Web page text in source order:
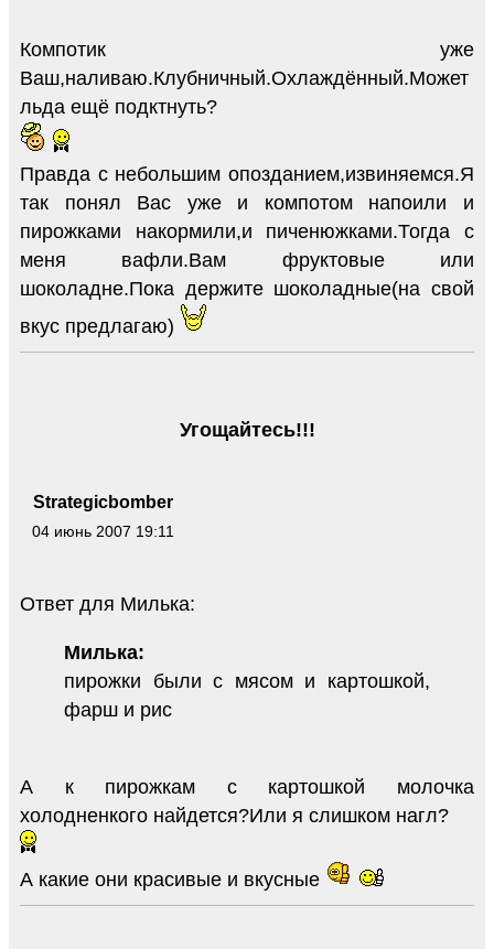
Компотик уже
Ваш,наливаю.Клубничный.Охлаждённый.Может
льда ещё подктнуть?
Правда с небольшим опозданием,извиняемся.Я
так понял Вас уже и компотом напоили и
пирожками накормили,и пиченюжками.Тогда с
меня вафли.Вам фруктовые или
шоколадне.Пока держите шоколадные(на свой
вкус предлагаю)
Strategicbomber
04 июнь 2007 19:11
Угощайтесь!!!
Ответ для Милька:
Милька:
пирожки были с мясом и картошкой,
фарш и рис
А к пирожкам с картошкой молочка
холодненкого найдется?Или я слишком нагл?
А какие они красивые и вкусные